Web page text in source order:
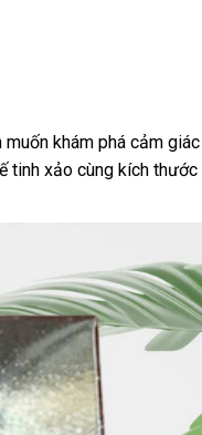
khám phá cảm
xảo cùng kích